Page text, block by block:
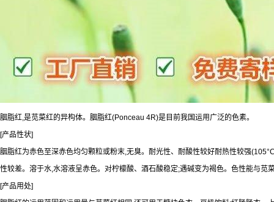
胭脂红,是苋菜红的异构体。胭脂红(Ponceau 4R)是目前我国运用广泛的色素。
[产品性状]
胭脂红为赤色至深赤色均匀颗粒或粉末,无臭。耐光性、耐酸性较好耐热性较强
性较差。溶于水,水溶液呈赤色。对柠檬酸、酒石酸稳定;遇碱变为褐色。色性能与苋
[产品用处]